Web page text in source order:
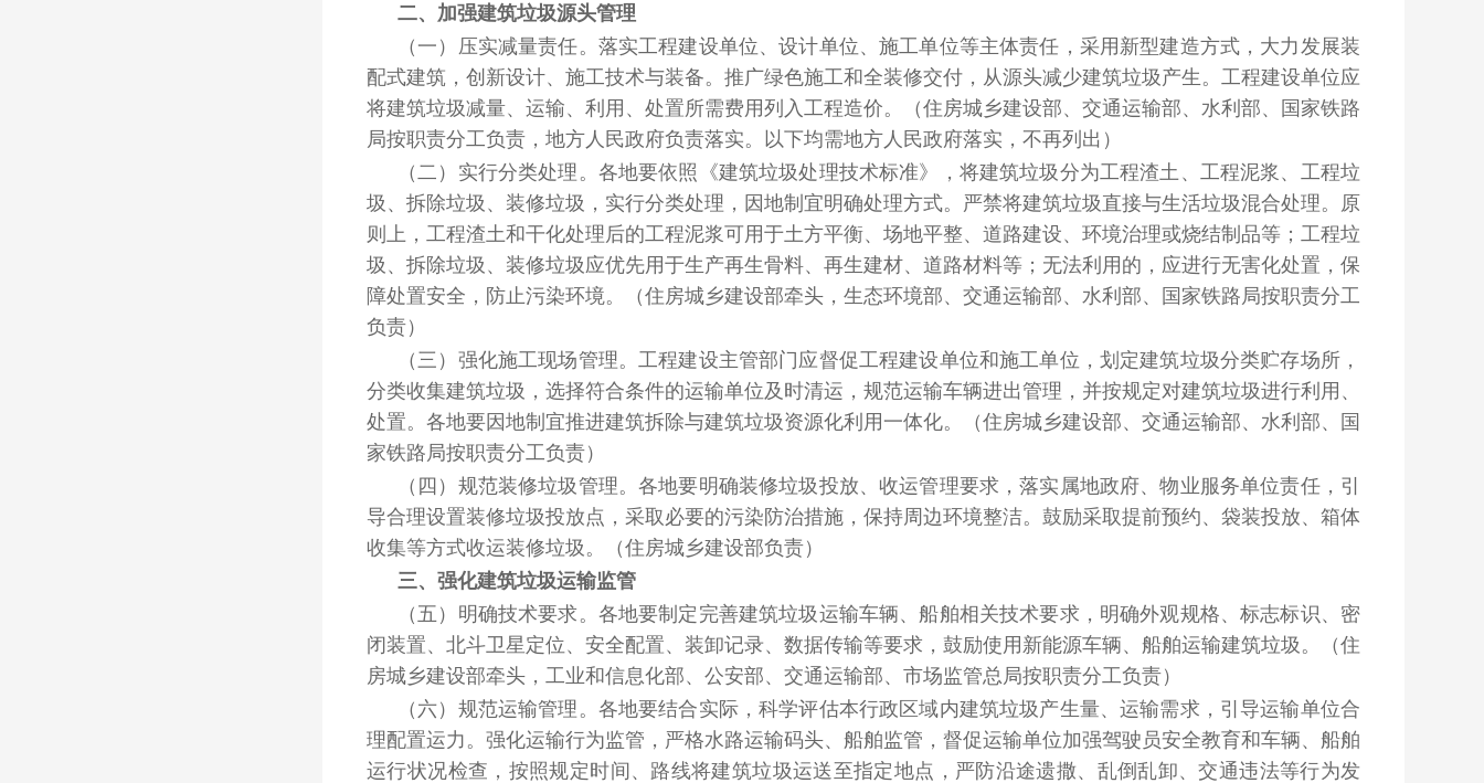
二、加强建筑垃圾源头管理
（一）压实减量责任。 落实工程建设单位、设计单位、施工单位等主体责任，采用新型建造方式，大力发展装
配式建筑，创新设计、施工技术与装备。推广绿色施工和全装修交付，从源头减少建筑垃圾产生。工程建设单位应
将建筑垃圾减量、运输、利用、处置所需费用列入工程造价。
（住房城乡建设部、交通运输部、水利部、国家铁路
局按职责分工负责，地方人民政府负责落实。以下均需地方人民政府落实，不再列出）
（二）实行分类处理。 各地要依照《建筑垃圾处理技术标准》，将建筑垃圾分为工程渣土、工程泥浆、工程垃
圾、拆除垃圾、装修垃圾，实行分类处理，因地制宜明确处理方式。严禁将建筑垃圾直接与生活垃圾混合处理。原
则上，工程渣土和干化处理后的工程泥浆可用于土方平衡、场地平整、道路建设、环境治理或烧结制品等；工程垃
圾、拆除垃圾、装修垃圾应优先用于生产再生骨料、再生建材、道路材料等；无法利用的，应进行无害化处置，保
障处置安全，防止污染环境。
（住房城乡建设部牵头，生态环境部、交通运输部、水利部、国家铁路局按职责分工
负责）
（三）强化施工现场管理。工程建设主管部门应督促工程建设单位和施工单位，划定建筑垃圾分类贮存场所，
分类收集建筑垃圾，选择符合条件的运输单位及时清运，规范运输车辆进出管理，并按规定对建筑垃圾进行利用、
处置。各地要因地制宜推进建筑拆除与建筑垃圾资源化利用一体化。
（住房城乡建设部、交通运输部、水利部、国
家铁路局按职责分工负责）
（四）规范装修垃圾管理。各地要明确装修垃圾投放、收运管理要求，落实属地政府、物业服务单位责任，引
导合理设置装修垃圾投放点，采取必要的污染防治措施，保持周边环境整洁。鼓励采取提前预约、袋装投放、箱体
收集等方式收运装修垃圾。
（住房城乡建设部负责）
三、强化建筑垃圾运输监管
（五）明确技术要求。 各地要制定完善建筑垃圾运输车辆、船舶相关技术要求，明确外观规格、标志标识、密
闭装置、北斗卫星定位、安全配置、装卸记录、数据传输等要求，鼓励使用新能源车辆、船舶运输建筑垃圾。
（住
房城乡建设部牵头，工业和信息化部、公安部、交通运输部、市场监管总局按职责分工负责）
（六）规范运输管理。 各地要结合实际，科学评估本行政区域内建筑垃圾产生量、运输需求，引导运输单位合
理配置运力。强化运输行为监管，严格水路运输码头、船舶监管，督促运输单位加强驾驶员安全教育和车辆、船舶
运行状况检查，按照规定时间、路线将建筑垃圾运送至指定地点，严防沿途遗撒、乱倒乱卸、交通违法等行为发